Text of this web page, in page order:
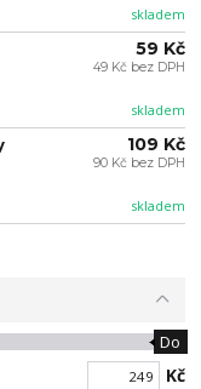
skladem
skladem
59 Kč
49 Kč bez DPH
skladem
109 Kč
90 Kč bez DPH
Do
Kč